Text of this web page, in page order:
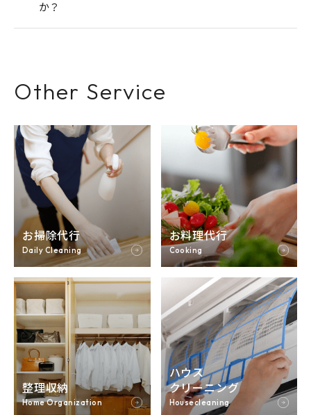
か？
Other Service
お掃除代行 お料理代行
整理収納
ハウス
クリーニング